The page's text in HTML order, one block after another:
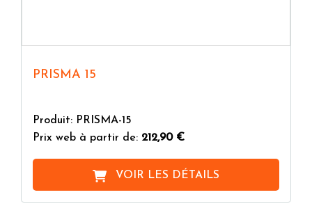
PRISMA 15
Produit: PRISMA-15
Prix web à partir de: 212,90 €
VOIR LES DÉTAILS